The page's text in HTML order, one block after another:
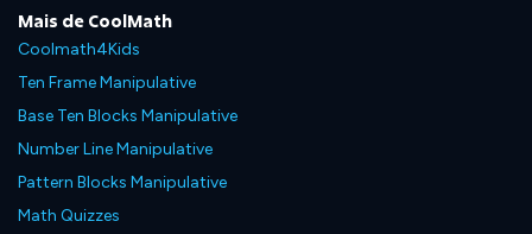
Mais de CoolMath
Coolmath4Kids
Ten Frame Manipulative
Base Ten Blocks Manipulative
Number Line Manipulative
Pattern Blocks Manipulative
Math Quizzes